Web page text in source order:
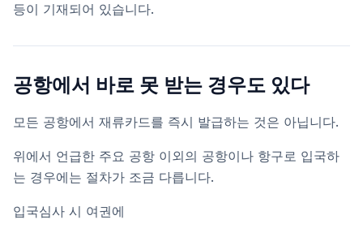
등이 기재되어 있습니다.
공항에서 바로 못 받는 경우도 있다
모든 공항에서 재류카드를 즉시 발급하는 것은 아닙니다.
위에서 언급한 주요 공항 이외의 공항이나 항구로 입국하
는 경우에는 절차가 조금 다릅니다.
입국심사 시 여권에